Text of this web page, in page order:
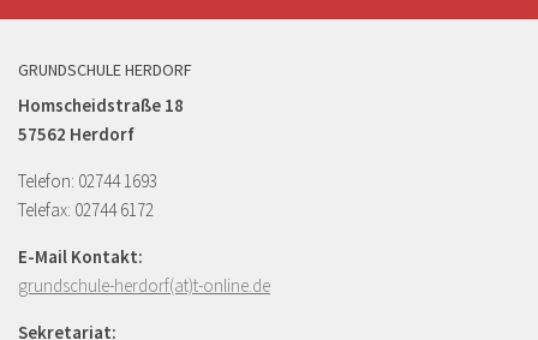
GRUNDSCHULE HERDORF
Homscheidstraße 18
57562 Herdorf
Telefon: 02744 1693
Telefax: 02744 6172
E-Mail Kontakt:
grundschule-herdorf(at)t-online.de
Sekretariat: